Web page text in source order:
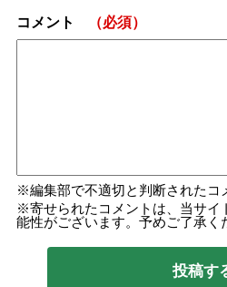
コメント （必須）
編集部で不適切と判断されたコ
寄せられたコメントは、当サイ
能性がございます。予めご了承く